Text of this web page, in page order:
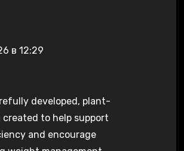
в 12:29
developed, plant-
created to help support
and encourage